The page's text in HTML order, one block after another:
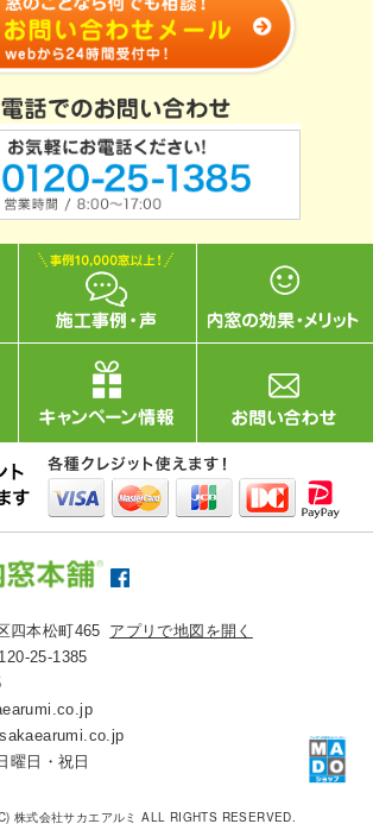
四本松町465 アプリで地図を開く
25-1385
曜日・祝日
株式会社サカエアルミ ALL RIGHTS RESERVED.